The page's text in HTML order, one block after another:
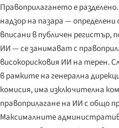
Правоприлагането е
надзор на пазара —
вписани в публичен
ИИ — се занимават с
високорисковия ИИ на терен.
в рамките на генерална
комисия, има изключителна
правоприлагане на ИИ с общо
Максималните